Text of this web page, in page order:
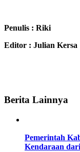
Penulis : Riki
Editor : Julian Kersa
Berita Lainnya
Pemerintah
Kendaraan